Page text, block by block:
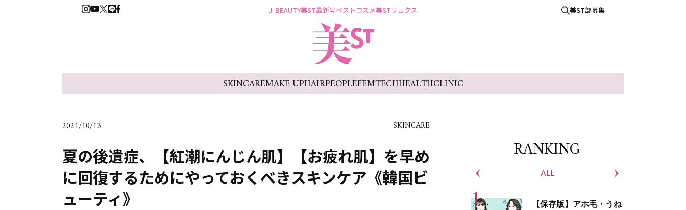
J-BEAUTY美ST最新号ベストコスメ美STリュクス 美ST部募集
SKINCAREMAKE UPHAIRPEOPLEFEMTECHHEALTHCLINIC
2021/10/13 SKINCARE
夏の後遺症、【紅潮にんじん肌】【お疲れ肌】を早め
に回復するためにやっておくべきスキンケア《韓国ビ
ューティ》
RANKING
ALL
【保存版】アホ毛・うね